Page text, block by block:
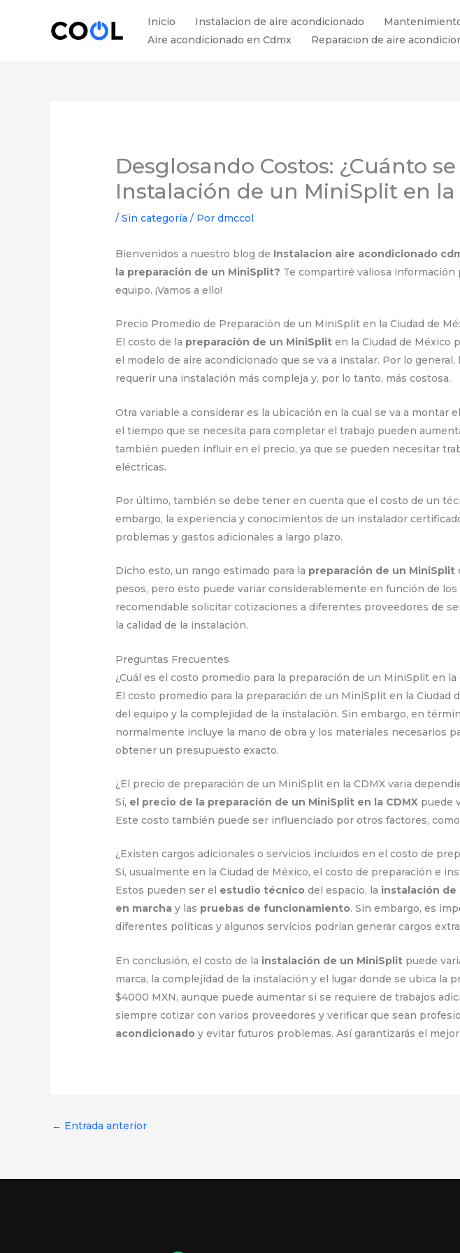
Inicio Instalacion de aire acondicionado
Aire acondicionado en Cdmx
Reparacion de aire
Desglosando Costos: ¿Cuánto
Instalación de un MiniSplit en la
/Sin categoría / Pordmccol
Bienvenidos a nuestro blog de Instalacion aire acondicionado
la preparación de un MiniSplit? Te compartiré valiosa
equipo. ¡Vamos a ello!
Precio Promedio de Preparación de un MiniSplit en la Ciudad de
El costo de la preparación de un MiniSplit en la Ciudad de México
el modelo de aire acondicionado que se va a instalar. Por lo
requerir una instalación más compleja y, por lo tanto, más costosa.
Otra variable a considerar es la ubicación en la cual se va a
el tiempo que se necesita para completar el trabajo pueden
también pueden influir en el precio, ya que se pueden necesitar
eléctricas.
Por último, también se debe tener en cuenta que el costo de un
embargo, la experiencia y conocimientos de un instalador
problemas y gastos adicionales a largo plazo.
Dicho esto, un rango estimado para la preparación de un MiniSplit
pesos, pero esto puede variar considerablemente en función de
recomendable solicitar cotizaciones a diferentes proveedores de
la calidad de la instalación.
Preguntas Frecuentes
¿Cuál es el costo promedio para la preparación de un MiniSplit en la
El costo promedio para la preparación de un MiniSplit en la
del equipo y la complejidad de la instalación. Sin embargo, en
normalmente incluye la mano de obra y los materiales necesarios
obtener un presupuesto exacto.
¿El precio de preparación de un MiniSplit en la CDMX varia
Sí, el precio de la preparación de un MiniSplit en la CDMX puede
Este costo también puede ser influenciado por otros factores,
¿Existen cargos adicionales o servicios incluidos en el costo de
Sí, usualmente en la Ciudad de México, el costo de preparación e
Estos pueden ser el estudio técnico del espacio, la instalación
en marcha y las pruebas de funcionamiento. Sin embargo, es
diferentes políticas y algunos servicios podrían generar cargos
En conclusión, el costo de la instalación de un MiniSplit puede
marca, la complejidad de la instalación y el lugar donde se ubica la
$4000 MXN, aunque puede aumentar si se requiere de trabajos
siempre cotizar con varios proveedores y verificar que sean
acondicionado y evitar futuros problemas. Así garantizarás el
← Entrada anterior